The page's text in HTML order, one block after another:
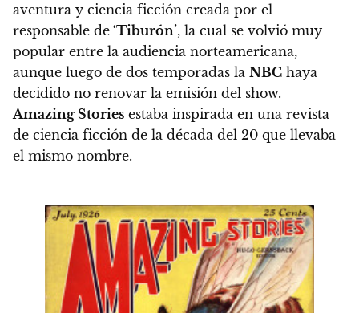
aventura y ciencia ficción creada por el
responsable de ‘Tiburón’, la cual se volvió muy
popular entre la audiencia norteamericana,
aunque luego de dos temporadas la NBC haya
decidido no renovar la emisión del show.
Amazing Stories estaba inspirada en una revista
de ciencia ficción de la década del 20 que llevaba
el mismo nombre.